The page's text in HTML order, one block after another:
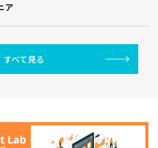
ア
すべて見る